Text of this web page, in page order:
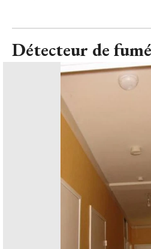
Détecteur de